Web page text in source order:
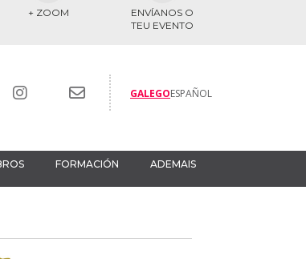
+ ZOOM
ENVÍANOS O
TEU EVENTO
GALEGOESPAÑOL
FORMACIÓN ADEMAIS